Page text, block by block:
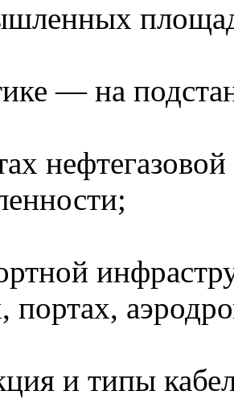
— на
портах,
и типы